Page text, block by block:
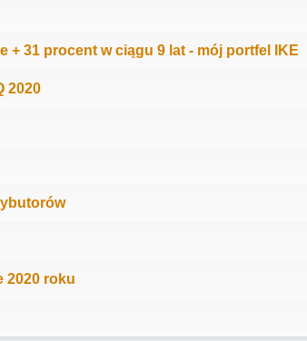
+ 31 procent w ciągu 9 lat - mój portfel IKE
2020
2020 roku